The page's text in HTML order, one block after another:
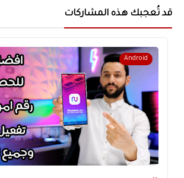
قد تُعجبك هذه المشاركات
Android